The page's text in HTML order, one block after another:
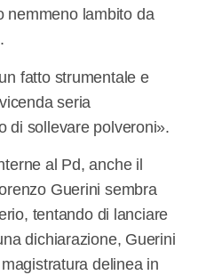
nemmeno lambito da
fatto strumentale e
seria
di sollevare polveroni».
al Pd, anche il
Guerini sembra
tentando di lanciare
dichiarazione, Guerini
delinea in